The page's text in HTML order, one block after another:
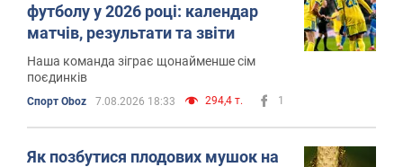
футболу у 2026 році: календар
матчів, результати та звіти
Наша команда зіграє щонайменше сім
поєдинків
Спорт Oboz 7.08.2026 18:33 294,4 т. 1
Як позбутися плодових мушок на